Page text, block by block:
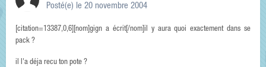
Posté(e) le 20 novembre 2004
[citation=13387,0,6][nom]gign a écrit[/nom]il y aura quoi exactement dans se
pack ?
il l'a déja recu ton pote ?